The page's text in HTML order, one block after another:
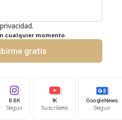
cualquier momento.
gratis
6.6K
Seguir
1K
Suscríbete
Google News
Seguir